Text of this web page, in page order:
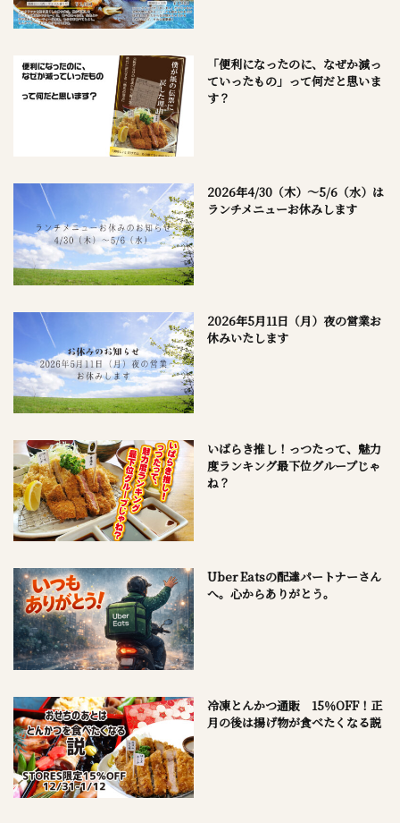
「便利になったのに、なぜか減っ
ていったもの」って何だと思いま
す？
2026年4/30（木）～5/6（水）は
ランチメニューお休みします
2026年5月11日（月）夜の営業お
休みいたします
いばらき推し！っつたって、魅力
度ランキング最下位グループじゃ
ね？
Uber Eatsの配達パートナーさん
へ。心からありがとう。
冷凍とんかつ通販 15％OFF！正
月の後は揚げ物が食べたくなる説